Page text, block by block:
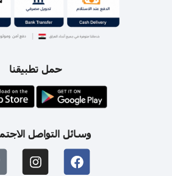
حمل تطبيقنا
وسائل التواصل